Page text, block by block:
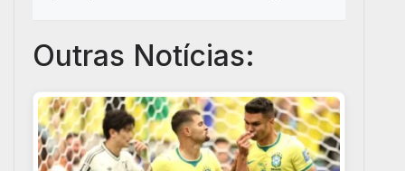
Outras Notícias: